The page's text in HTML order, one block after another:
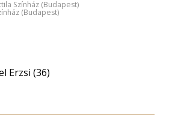
Színház (Budapest)
(Budapest)
Erzsi (36)